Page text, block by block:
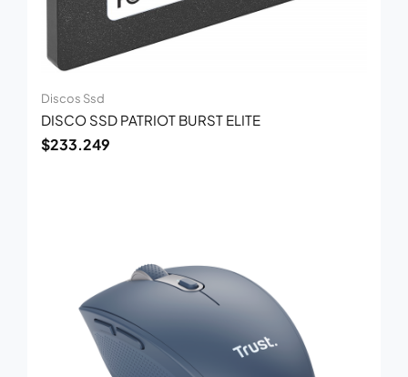
Discos Ssd
DISCO SSD PATRIOT BURST ELITE
$233.249